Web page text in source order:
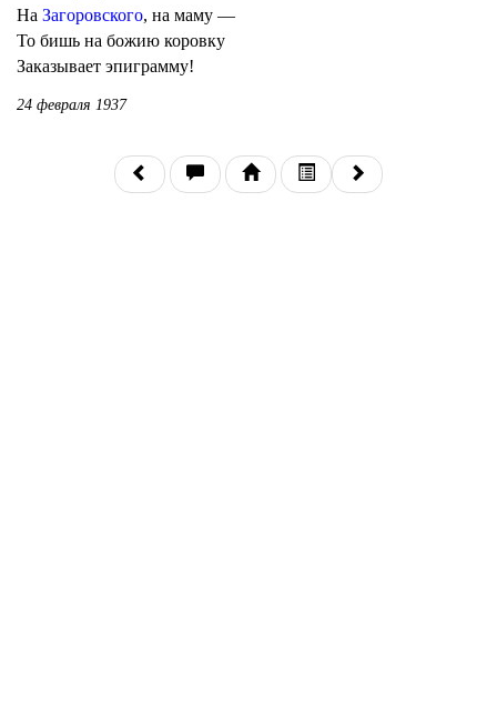
На Загоровского, на маму —
То бишь на божию коровку
Заказывает эпиграмму!
24 февраля 1937